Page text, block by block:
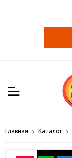
Главная Каталог